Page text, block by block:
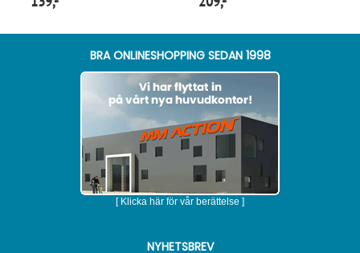
BRA ONLINESHOPPING SEDAN 1998
[ Klicka här för vår berättelse ]
NYHETSBREV